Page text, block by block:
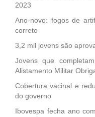
2023
Ano-novo: fogos de
correto
3,2 mil jovens são
Jovens que
Alistamento Militar
Cobertura vacinal e
do governo
Ibovespa fecha ano